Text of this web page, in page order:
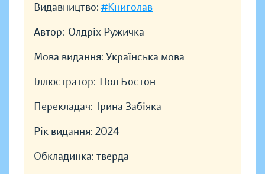
Видавництво: #Книголав
Автор: Олдріх Ружичка
Мова видання: Українська мова
Іллюстратор: Пол Бостон
Перекладач: Ірина Забіяка
Рік видання: 2024
Обкладинка: тверда